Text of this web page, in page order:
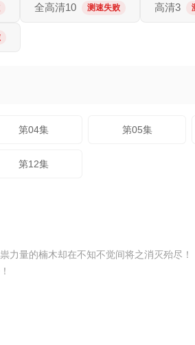
全高清10 测速失败 高清3
第04集 第05集
第12集
力量的楠木却在不知不觉间将之消灭殆尽！